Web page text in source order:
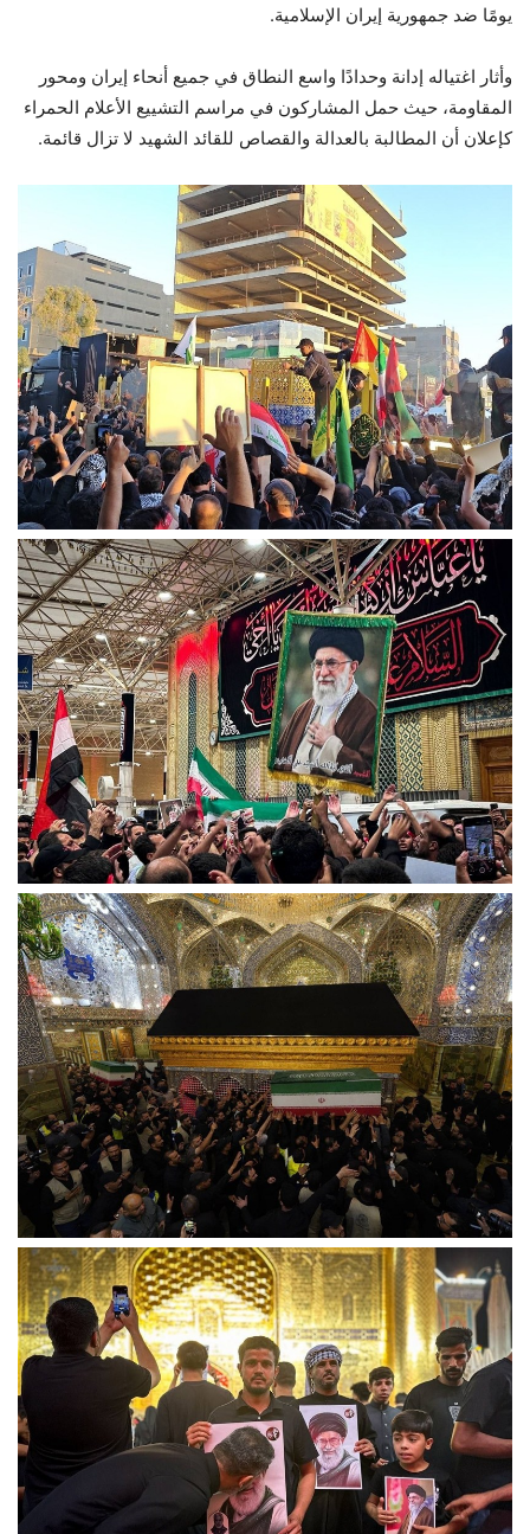
يومًا ضد جمهورية إيران الإسلامية.
وأثار اغتياله إدانة وحدادًا واسع النطاق في جميع أنحاء إيران ومحور
المقاومة، حيث حمل المشاركون في مراسم التشييع الأعلام الحمراء
كإعلان أن المطالبة بالعدالة والقصاص للقائد الشهيد لا تزال قائمة.